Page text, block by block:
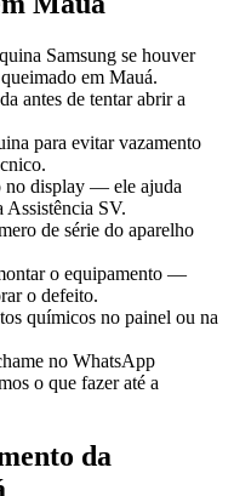
Samsung se houver
em Mauá.
antes de tentar abrir a
para evitar vazamento
no display — ele ajuda
Assistência SV.
de série do aparelho
o equipamento —
o defeito.
químicos no painel ou na
no WhatsApp
o que fazer até a
da